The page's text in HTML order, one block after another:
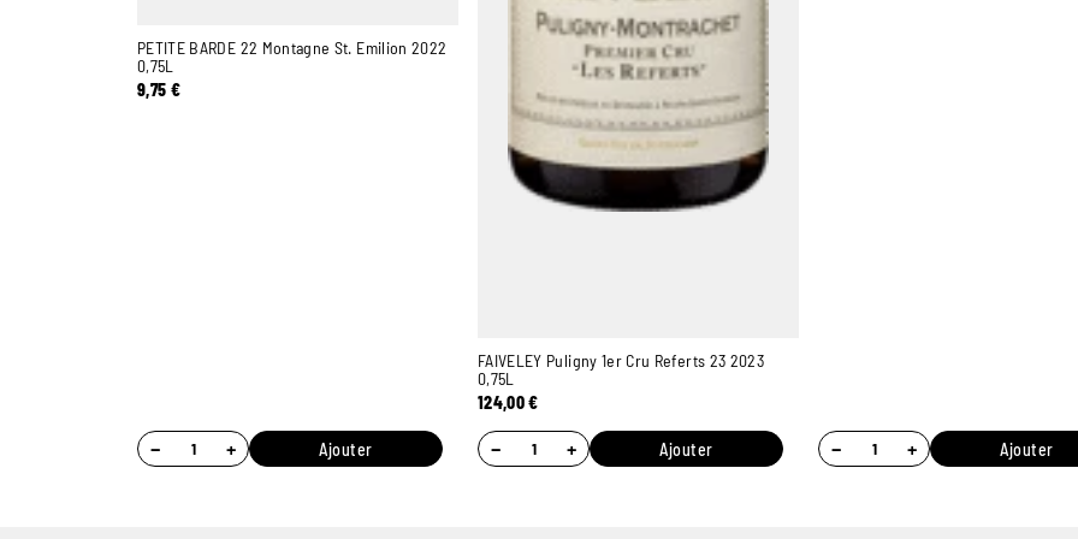
PETITE BARDE 22 Montagne St. Emilion 2022
0,75L
9,75 €
− + Ajouter
FAIVELEY Puligny 1er Cru Referts 23 2023
0,75L
124,00€
− + Ajouter − + Ajouter